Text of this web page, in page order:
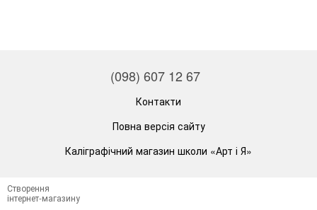
(098) 607 12 67
Контакти
Повна версія сайту
Каліграфічний магазин школи «Арт і Я»
Створення
інтернет-магазину